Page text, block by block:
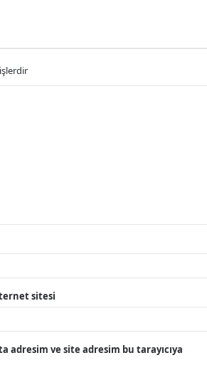
sitesi
adresim ve site adresim bu tarayıcıya